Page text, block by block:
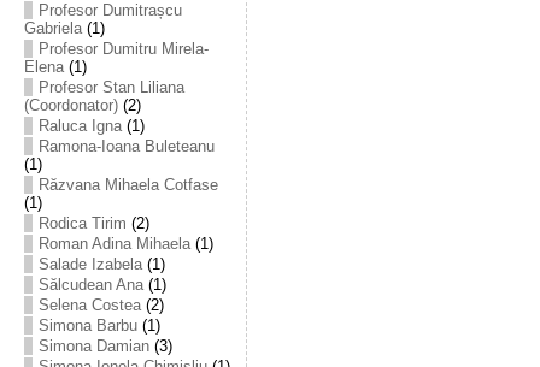
Profesor Dumitrașcu
Gabriela(1)
Profesor Dumitru Mirela-
Elena(1)
Profesor Stan Liliana
(Coordonator)(2)
Raluca Igna(1)
Ramona-Ioana Buleteanu
(1)
Răzvana Mihaela Cotfase
(1)
Rodica Tirim (2)
Roman Adina Mihaela(1)
Salade Izabela(1)
Sălcudean Ana(1)
Selena Costea(2)
Simona Barbu(1)
Simona Damian(3)